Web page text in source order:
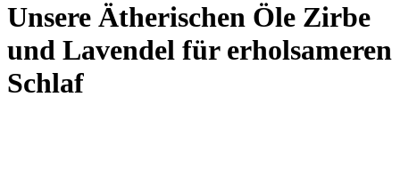
Unsere Ätherischen Öle Zirbe
und Lavendel für erholsameren
Schlaf